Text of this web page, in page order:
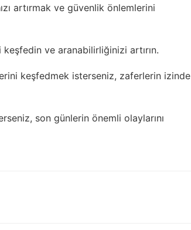
artırmak ve güvenlik önlemlerini
keşfedin ve aranabilirliğinizi artırın.
keşfedmek isterseniz, zaferlerin izinde
son günlerin önemli olaylarını